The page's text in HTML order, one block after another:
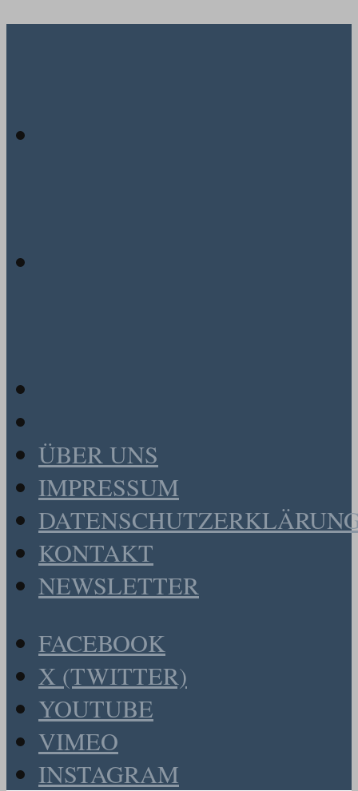
ÜBER UNS
IMPRESSUM
KONTAKT
NEWSLETTER
FACEBOOK
X (TWITTER)
YOUTUBE
VIMEO
INSTAGRAM